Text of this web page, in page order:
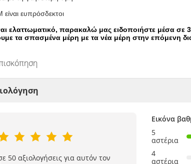
ευπρόσδεκτοι
ελαττωματικό, παρακαλώ μας ειδοποιήστε μέσα
τα σπασμένα μέρη με τα νέα μέρη στην επόμενη
50 αξιολογήσεις για αυτόν τον
Εικόνα
5
αστέρια
4
αστέρια